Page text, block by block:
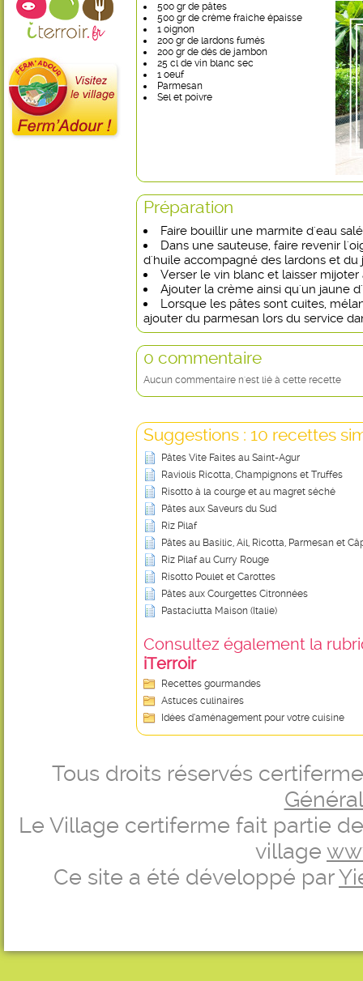
500 gr de pâtes
500 gr de crème fraiche épaisse
1 oignon
200 gr de lardons fumés
200 gr de dés de jambon
25 cl de vin blanc sec
1 oeuf
Parmesan
Sel et poivre
Préparation
Faire bouillir une marmite d'eau
Dans une sauteuse, faire revenir
d'huile accompagné des lardons et du
Verser le vin blanc et laisser
Ajouter la crème ainsi qu'un jaune
Lorsque les pâtes sont cuites,
ajouter du parmesan lors du service
0 commentaire
Aucun commentaire n'est lié à cette recette
Suggestions : 10 recettes
Pâtes Vite Faites au Saint-Agur
Raviolis Ricotta, Champignons et Truffes
Risotto à la courge et au magret séché
Pâtes aux Saveurs du Sud
Riz Pilaf
Pâtes au Basilic, Ail, Ricotta, Parmesan et
Riz Pilaf au Curry Rouge
Risotto Poulet et Carottes
Pâtes aux Courgettes Citronnées
Pastaciutta Maison (Italie)
Consultez également la
iTerroir
Recettes gourmandes
Astuces culinaires
Idées d’aménagement pour votre cuisine
Tous droits réservés
Le Village certiferme fait partie
village
Ce site a été développé par